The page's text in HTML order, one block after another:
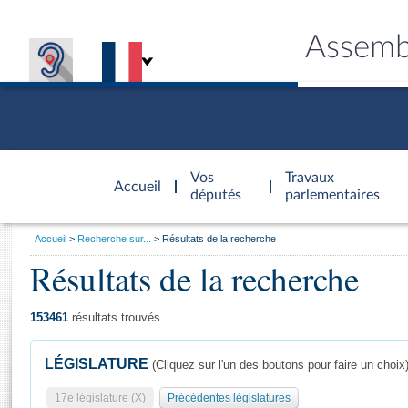
Accueil
d'accueil
Vos
députés
Travaux
parlementaires
Général
Vous
Accueil Recherche sur... Résultats de la recherche
Résultats de la recherche
153461 résultats trouvés
LÉGISLATURE (Cliquez sur l'un des boutons pour faire un choix)
17e législature (X) Précédentes législatures